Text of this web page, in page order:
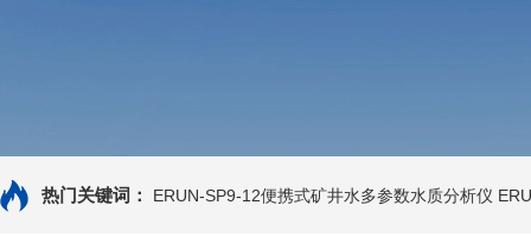
热门关键词： ERUN-SP9-12便携式矿井水多参数水质分析仪